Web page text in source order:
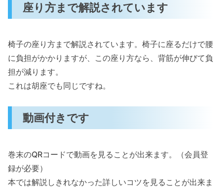
座り方まで解説されています
椅子の座り方まで解説されています。椅子に座るだけで腰
に負担がかかりますが、この座り方なら、背筋が伸びて負
担が減ります。
これは胡座でも同じですね。
動画付きです
巻末のQRコードで動画を見ることが出来ます。（会員登
録が必要）
本では解説しきれなかった詳しいコツを見ることが出来ま